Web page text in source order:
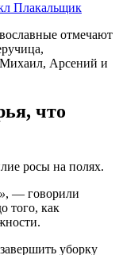
Плакальщик
отмечают
Арсений и
что
росы на полях.
, — говорили
того, как
уборку